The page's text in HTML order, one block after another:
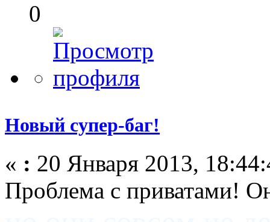
0
Новый супер-баг!
« : 20 Января 2013,
Проблема с приватами!